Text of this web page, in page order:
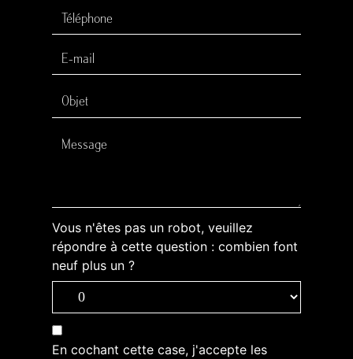
Vous n'êtes pas un robot, veuillez
répondre à cette question : combien font
neuf plus un ?
En cochant cette case, j'accepte les